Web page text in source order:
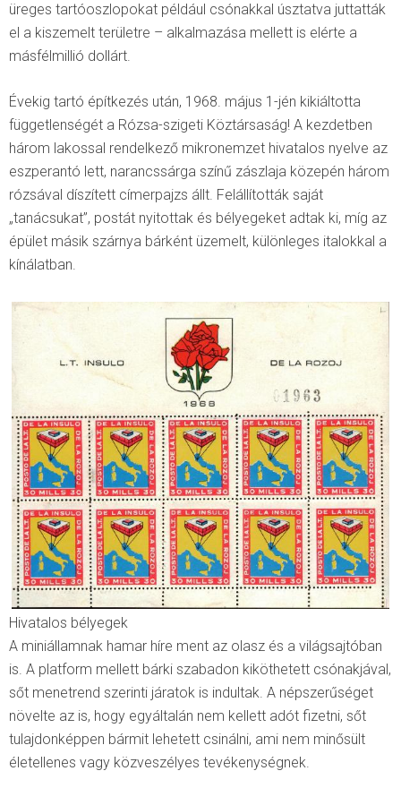
üreges tartóoszlopokat például csónakkal úsztatva juttatták
el a kiszemelt területre – alkalmazása mellett is elérte a
másfélmillió dollárt.
Évekig tartó építkezés után, 1968. május 1-jén kikiáltotta
függetlenségét a Rózsa-szigeti Köztársaság! A kezdetben
három lakossal rendelkező mikronemzet hivatalos nyelve az
eszperantó lett, narancssárga színű zászlaja közepén három
rózsával díszített címerpajzs állt. Felállították saját
„tanácsukat”, postát nyitottak és bélyegeket adtak ki, míg az
épület másik szárnya bárként üzemelt, különleges italokkal a
kínálatban.
Hivatalos bélyegek
A miniállamnak hamar híre ment az olasz és a világsajtóban
is. A platform mellett bárki szabadon kiköthetett csónakjával,
sőt menetrend szerinti járatok is indultak. A népszerűséget
növelte az is, hogy egyáltalán nem kellett adót fizetni, sőt
tulajdonképpen bármit lehetett csinálni, ami nem minősült
életellenes vagy közveszélyes tevékenységnek.